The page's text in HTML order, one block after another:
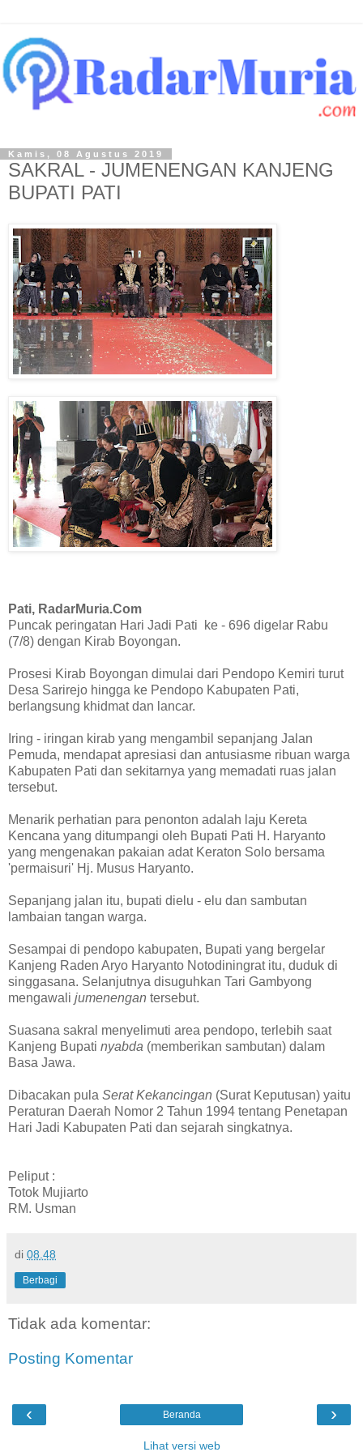
Kamis, 08 Agustus 2019
SAKRAL - JUMENENGAN KANJENG
BUPATI PATI
Pati, RadarMuria.Com
Puncak peringatan Hari Jadi Pati ke - 696 digelar Rabu
(7/8) dengan Kirab Boyongan.
Prosesi Kirab Boyongan dimulai dari Pendopo Kemiri turut
Desa Sarirejo hingga ke Pendopo Kabupaten Pati,
berlangsung khidmat dan lancar.
Iring - iringan kirab yang mengambil sepanjang Jalan
Pemuda, mendapat apresiasi dan antusiasme ribuan warga
Kabupaten Pati dan sekitarnya yang memadati ruas jalan
tersebut.
Menarik perhatian para penonton adalah laju Kereta
Kencana yang ditumpangi oleh Bupati Pati H. Haryanto
yang mengenakan pakaian adat Keraton Solo bersama
'permaisuri' Hj. Musus Haryanto.
Sepanjang jalan itu, bupati dielu - elu dan sambutan
lambaian tangan warga.
Sesampai di pendopo kabupaten, Bupati yang bergelar
Kanjeng Raden Aryo Haryanto Notodiningrat itu, duduk di
singgasana. Selanjutnya disuguhkan Tari Gambyong
mengawali jumenengan tersebut.
Suasana sakral menyelimuti area pendopo, terlebih saat
Kanjeng Bupati nyabda (memberikan sambutan) dalam
Basa Jawa.
Dibacakan pula Serat Kekancingan (Surat Keputusan) yaitu
Peraturan Daerah Nomor 2 Tahun 1994 tentang Penetapan
Hari Jadi Kabupaten Pati dan sejarah singkatnya.
Peliput :
Totok Mujiarto
RM. Usman
di 08.48
Berbagi
Tidak ada komentar:
Posting Komentar
‹ ›
Beranda
Lihat versi web